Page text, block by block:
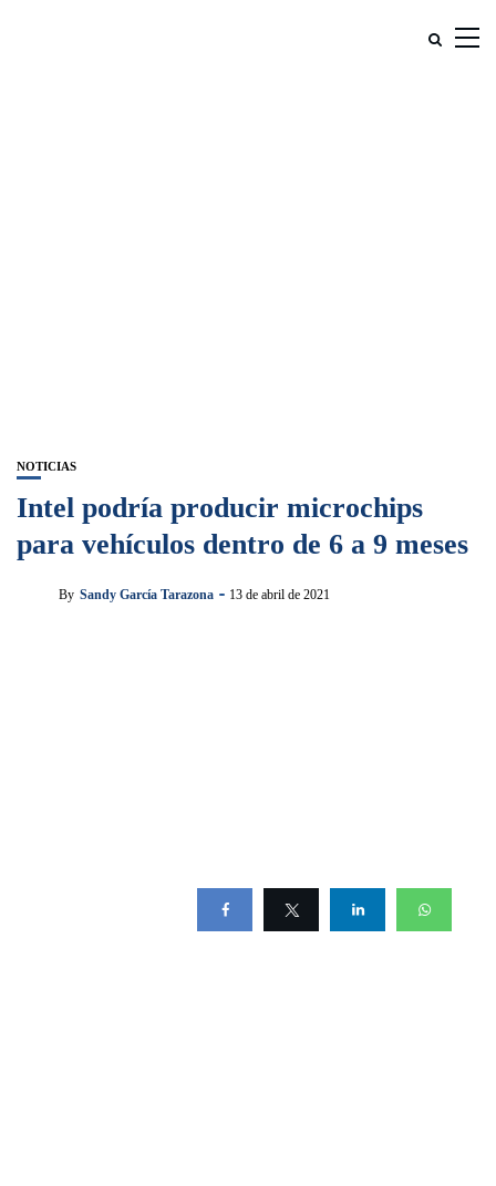
NOTICIAS
Intel podría producir microchips
para vehículos dentro de 6 a 9 meses
By Sandy García Tarazona 13 de abril de 2021